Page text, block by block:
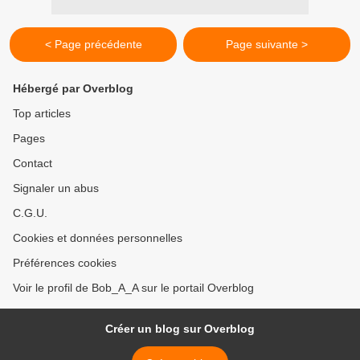
< Page précédente Page suivante >
Hébergé par Overblog
Top articles
Pages
Contact
Signaler un abus
C.G.U.
Cookies et données personnelles
Préférences cookies
Voir le profil de Bob_A_A sur le portail Overblog
Créer un blog sur Overblog